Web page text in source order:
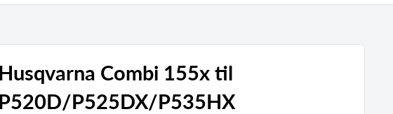
Husqvarna Combi 155x til
P520D/P525DX/P535HX